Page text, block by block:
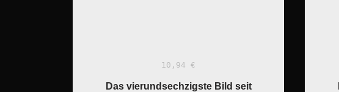
10,94 €
Das vierundsechzigste Bild seit